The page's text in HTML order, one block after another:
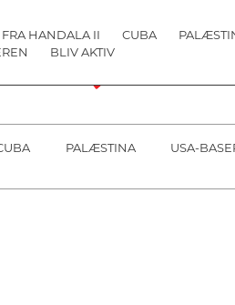
PALÆSTINA USA-
HANDALA II CUBA
BLIV AKTIV